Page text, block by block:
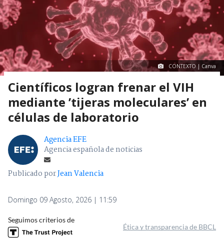
CONTEXTO | Canva
Científicos logran frenar el VIH
mediante ’tijeras moleculares’ en
células de laboratorio
Agencia EFE
Agencia española de noticias
Publicado porJean Valencia
Domingo 09 Agosto, 2026 | 11:59
Seguimos criterios de
Ética y transparencia de BBCL